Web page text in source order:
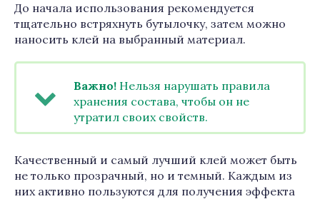
До начала использования рекомендуется
тщательно встряхнуть бутылочку, затем можно
наносить клей на выбранный материал.
Важно! Нельзя нарушать правила
хранения состава, чтобы он не
утратил своих свойств.
Качественный и самый лучший клей может быть
не только прозрачный, но и темный. Каждым из
них активно пользуются для получения эффекта